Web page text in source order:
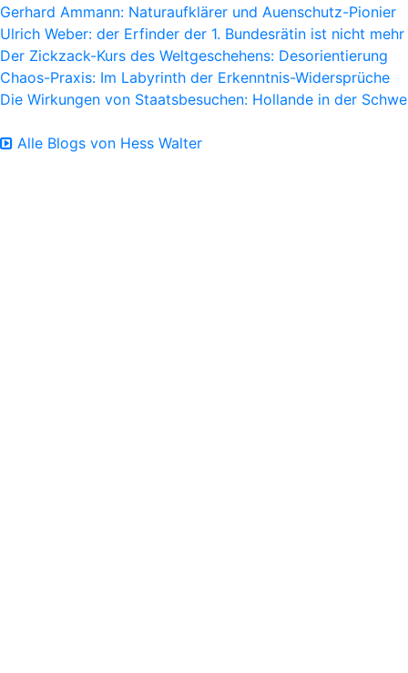
Gerhard Ammann: Naturaufklärer und Auenschutz-Pionier
Ulrich Weber: der Erfinder der 1. Bundesrätin ist nicht mehr
Der Zickzack-Kurs des Weltgeschehens: Desorientierung
Chaos-Praxis: Im Labyrinth der Erkenntnis-Widersprüche
Die Wirkungen von Staatsbesuchen: Hollande in der
Alle Blogs von Hess Walter